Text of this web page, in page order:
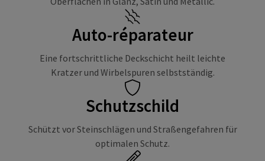
Auto-réparateur
Eine fortschrittliche Deckschicht heilt leichte
Kratzer und Wirbelspuren selbstständig.
Schutzschild
Schützt vor Steinschlägen und Straßengefahren für
optimalen Schutz.